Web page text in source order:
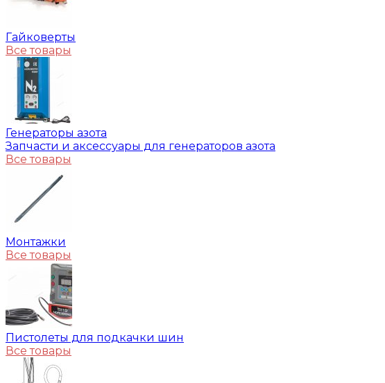
Гайковерты
Все товары
Генераторы азота
Запчасти и аксессуары для генераторов азота
Все товары
Монтажки
Все товары
Пистолеты для подкачки шин
Все товары